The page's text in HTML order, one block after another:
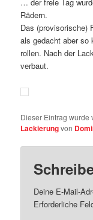
Rädern.
Das (provisorische)
als gedacht aber so
rollen. Nach der
verbaut.
Dieser Eintrag
Lackierungvon
Deine E-Mail-
Erforderliche